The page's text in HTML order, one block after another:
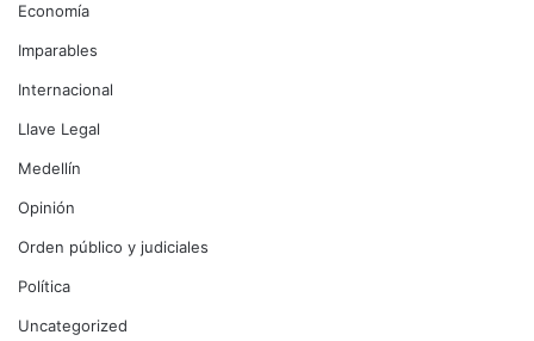
Economía
Imparables
Internacional
Llave Legal
Medellín
Opinión
Orden público y judiciales
Política
Uncategorized